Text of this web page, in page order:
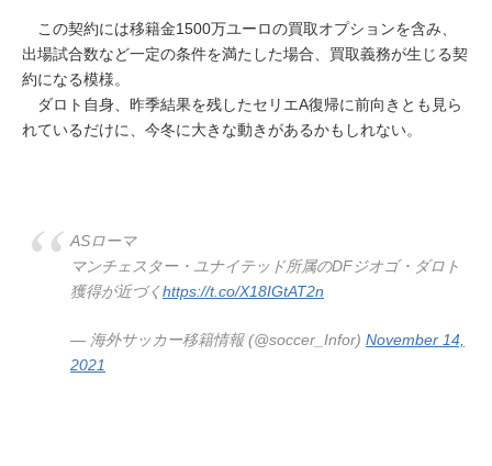
この契約には移籍金1500万ユーロの買取オプションを含み、
出場試合数など一定の条件を満たした場合、買取義務が生じる契
約になる模様。
ダロト自身、昨季結果を残したセリエA復帰に前向きとも見ら
れているだけに、今冬に大きな動きがあるかもしれない。
ASローマ
マンチェスター・ユナイテッド所属のDFジオゴ・ダロト
獲得が近づくhttps://t.co/X18IGtAT2n
— 海外サッカー移籍情報 (@soccer_Infor) November 14,
2021